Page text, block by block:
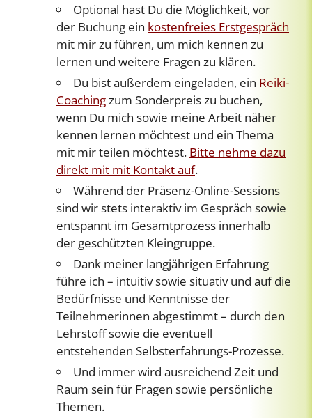
Optional hast Du die Möglichkeit, vor
der Buchung ein kostenfreies Erstgespräch
mit mir zu führen, um mich kennen zu
lernen und weitere Fragen zu klären.
Du bist außerdem eingeladen, ein Reiki-
Coachingzum Sonderpreis zu buchen,
wenn Du mich sowie meine Arbeit näher
kennen lernen möchtest und ein Thema
mit mir teilen möchtest. Bitte nehme dazu
direkt mit mit Kontakt auf.
Während der Präsenz-Online-Sessions
sind wir stets interaktiv im Gespräch sowie
entspannt im Gesamtprozess innerhalb
der geschützten Kleingruppe.
Dank meiner langjährigen Erfahrung
führe ich – intuitiv sowie situativ und auf die
Bedürfnisse und Kenntnisse der
Teilnehmerinnen abgestimmt – durch den
Lehrstoff sowie die eventuell
entstehenden Selbsterfahrungs-Prozesse.
Und immer wird ausreichend Zeit und
Raum sein für Fragen sowie persönliche
Themen.